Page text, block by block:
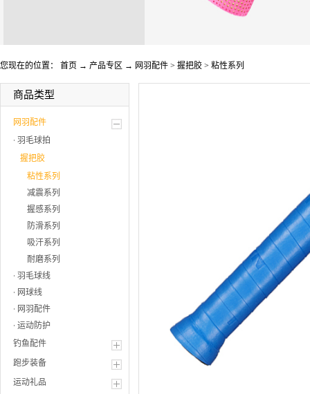
您现在的位置： 首页 → 产品专区 → 网羽配件 > 握把胶 > 粘性系列
商品类型
网羽配件
羽毛球拍
握把胶
粘性系列
减震系列
握感系列
防滑系列
吸汗系列
耐磨系列
羽毛球线
网球线
网羽配件
运动防护
钓鱼配件
跑步装备
运动礼品